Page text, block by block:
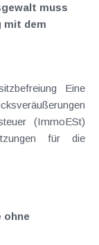
muss
mit dem
Eine
(ImmoESt)
für die
ohne